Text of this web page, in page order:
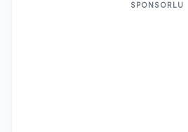
SPONSORLU